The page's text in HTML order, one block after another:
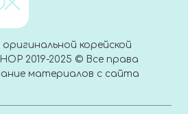
корейской
2019-2025 © Все права
материалов с сайта